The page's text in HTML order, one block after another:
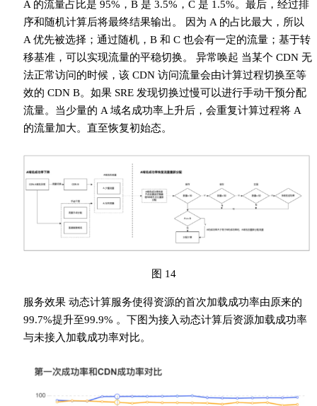
A 的流量占比是 95%，B 是 3.5%，C 是 1.5%。最后，经过排
序和随机计算后将最终结果输出。 因为 A 的占比最大，所以
A 优先被选择；通过随机，B 和 C 也会有一定的流量；基于转
移基准，可以实现流量的平稳切换。 异常唤起 当某个 CDN 无
法正常访问的时候，该 CDN 访问流量会由计算过程切换至等
效的 CDN B。如果 SRE 发现切换过慢可以进行手动干预分配
流量。当少量的 A 域名成功率上升后，会重复计算过程将 A
的流量加大。直至恢复初始态。
图 14
服务效果 动态计算服务使得资源的首次加载成功率由原来的
99.7%提升至99.9% 。下图为接入动态计算后资源加载成功率
与未接入加载成功率对比。